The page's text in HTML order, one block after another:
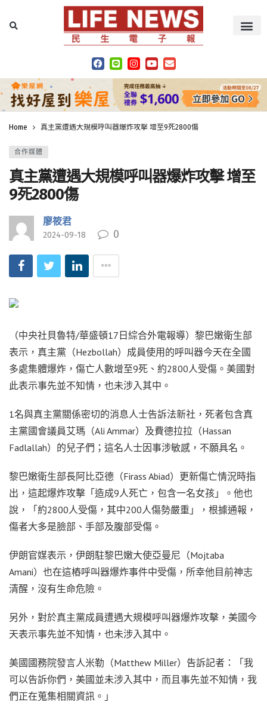
Home 真主黨遭遇大規模呼叫器爆炸攻擊 增至9死2800傷
合作媒體
真主黨遭遇大規模呼叫器爆炸攻擊 增至
9死2800傷
廖筱君
2024-09-18 0
（中央社貝魯特/華盛頓17日綜合外電報導）黎巴嫩衛生部
表示，真主黨（Hezbollah）成員使用的呼叫器今天在全國
多處集體爆炸，傷亡人數增至9死、約2800人受傷。美國對
此表示事先並不知情，也未涉入其中。
1名與真主黨關係密切的消息人士告訴法新社，死者包含真
主黨國會議員艾瑪（Ali Ammar）及費德拉拉（Hassan
Fadlallah）的兒子們；這名人士因事涉敏感，不願具名。
黎巴嫩衛生部長阿比亞德（Firass Abiad）更新傷亡情況時指
出，這起爆炸攻擊「造成9人死亡，包含一名女孩」。他也
說，「約2800人受傷，其中200人傷勢嚴重」，根據通報，
傷者大多是臉部、手部及腹部受傷。
伊朗官媒表示，伊朗駐黎巴嫩大使亞曼尼（Mojtaba
Amani）也在這樁呼叫器爆炸事件中受傷，所幸他目前神志
清醒，沒有生命危險。
另外，對於真主黨成員遭遇大規模呼叫器爆炸攻擊，美國今
天表示事先並不知情，也未涉入其中。
美國國務院發言人米勒（Matthew Miller）告訴記者：「我
可以告訴你們，美國並未涉入其中，而且事先並不知情，我
們正在蒐集相關資訊。」